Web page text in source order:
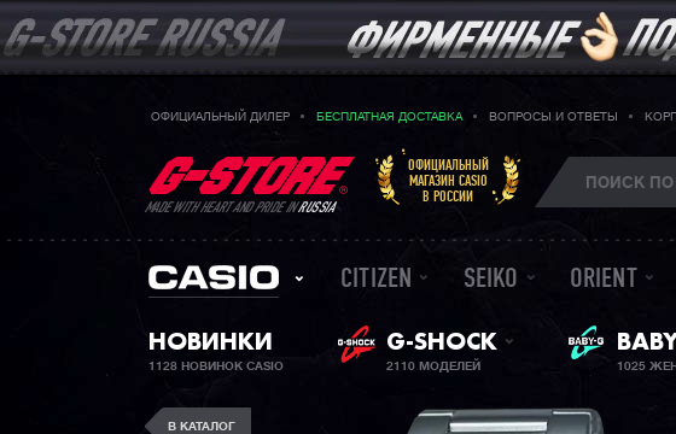
ОФИЦИАЛЬНЫЙ ДИЛЕР БЕСПЛАТНАЯ ДОСТАВКА ВОПРОСЫ И ОТВЕТЫ
MADE WITH HEART AND PRIDE INRUSSIA
ОФИЦИАЛЬНЫЙ
МАГАЗИН CASIO
В РОССИИ
CITIZEN SEIKO ORIENT
НОВИНКИ
1128 НОВИНОК CASIO
G-SHOCK
2110 МОДЕЛЕЙ 1025
В КАТАЛОГ